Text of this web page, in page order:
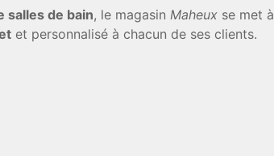
salles de bain, le magasinMaheux se met à
et personnalisé à chacun de ses clients.